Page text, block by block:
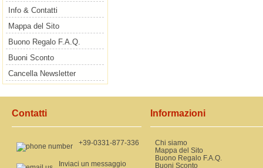
Info & Contatti
Mappa del Sito
Buono Regalo F.A.Q.
Buoni Sconto
Cancella Newsletter
Contatti
+39-0331-877-336
Inviaci un messaggio
Informazioni
Chi siamo
Mappa del Sito
Buono Regalo F.A.Q.
Buoni Sconto